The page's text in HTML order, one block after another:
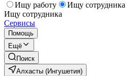
Ищу работу
Ищу сотрудника
Ищу сотрудника
Сервисы
Помощь
Ещё
Поиск
Алхасты (Ингушетия)